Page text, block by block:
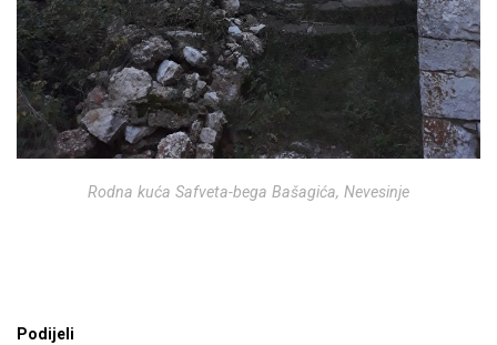
Rodna kuća Safveta-bega Bašagića, Nevesinje
Podijeli